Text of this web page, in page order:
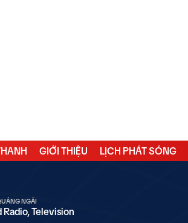
GIỚI THIỆU LỊCH PHÁT SÓNG
NGÃI
Television